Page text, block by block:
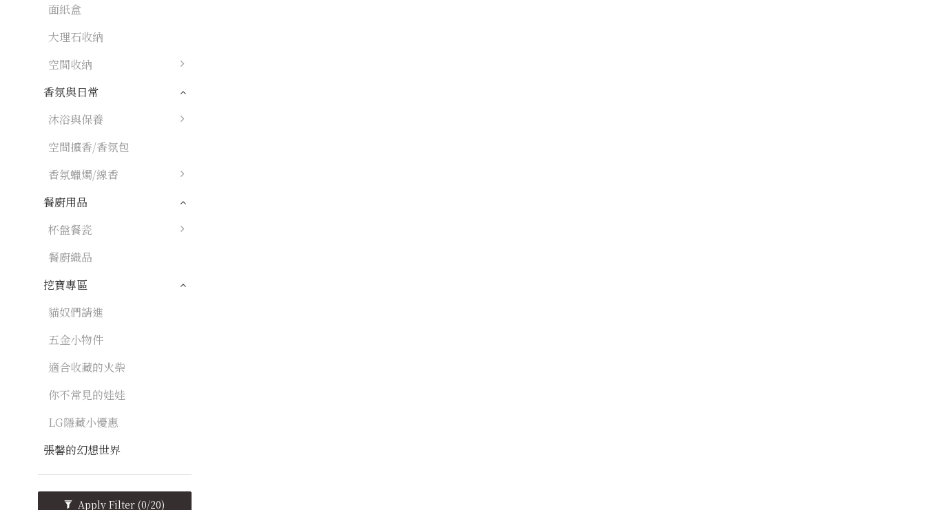
面紙盒
大理石收納
空間收納
香氛與日常
沐浴與保養
空間擴香/香氛包
香氛蠟燭/線香
餐廚用品
杯盤餐瓷
餐廚織品
挖寶專區
貓奴們請進
五金小物件
適合收藏的火柴
你不常見的娃娃
LG隱藏小優惠
張馨的幻想世界
Apply Filter(0/20)